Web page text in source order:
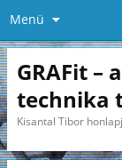
Menü
GRAFit –
technika
Kisantal Tibor